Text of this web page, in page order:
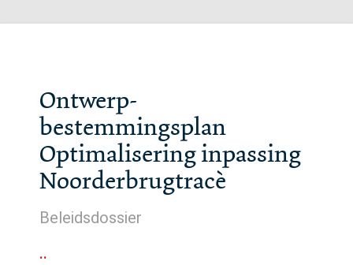
Ontwerp-
bestemmingsplan
Optimalisering inpassing
Noorderbrugtracè
Beleidsdossier
..